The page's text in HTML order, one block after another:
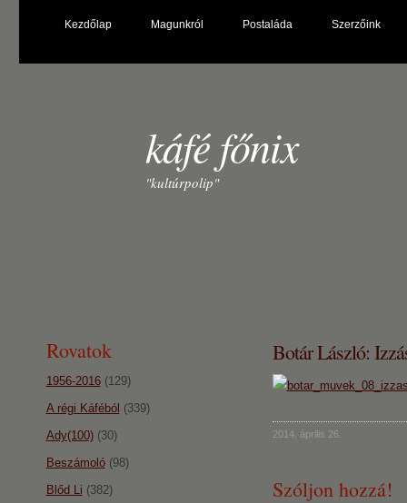
Kezdőlap Magunkról Postaláda Szerzőink
káfé főnix
"kultúrpolip"
Botár László:
2014. április 26.
Szóljon hozzá!
Rovatok
1956-2016(129)
A régi Káféból (339)
Ady(100)(30)
Beszámoló(98)
Blőd Li (382)